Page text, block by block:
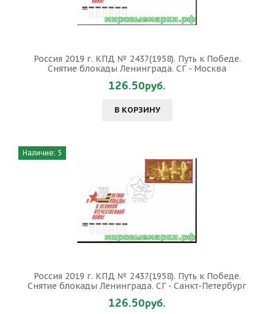
Россия 2019 г. КПД № 2437(1958). Путь к Победе.
Снятие блокады Ленинграда. СГ - Москва
126.50руб.
В КОРЗИНУ
Наличие: 5
Россия 2019 г. КПД № 2437(1958). Путь к Победе.
Снятие блокады Ленинграда. СГ - Санкт-Петербург
126.50руб.